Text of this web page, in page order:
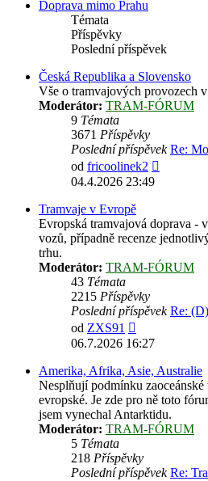
Doprava mimo Prahu
Témata
Příspěvky
Poslední příspěvek
Česká Republika a Slovensko
Vše o tramvajových provozech
Moderátor: TRAM-FÓRUM
9 Témata
3671 Příspěvky
Poslední příspěvek Re:
od fricoolinek2
04.4.2026 23:49
Tramvaje v Evropě
Evropská tramvajová doprava -
vozů, případně recenze
trhu.
Moderátor: TRAM-FÓRUM
43 Témata
2215 Příspěvky
Poslední příspěvek Re:
od ZXS91
poslední
06.7.2026 16:27
Amerika, Afrika, Asie, Australie
Nesplňují podmínku zaoceánské
evropské. Je zde pro ně toto
jsem vynechal Antarktidu.
Moderátor: TRAM-FÓRUM
5 Témata
218 Příspěvky
Poslední příspěvek Re: